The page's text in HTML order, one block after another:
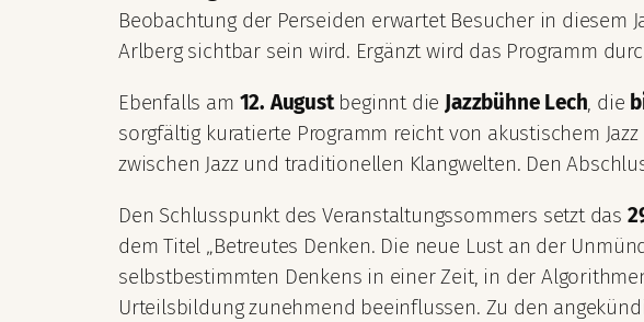
Beobachtung der Perseiden erwartet Besucher in
Arlberg sichtbar sein wird. Ergänzt wird das Programm
Ebenfalls am 12. Augustbeginnt die Jazzbühne Lech, die
sorgfältig kuratierte Programm reicht von akustischem
zwischen Jazz und traditionellen Klangwelten. Den
Den Schlusspunkt des Veranstaltungssommers setzt das
dem Titel „Betreutes Denken. Die neue Lust an der
selbstbestimmten Denkens in einer Zeit, in der
Urteilsbildung zunehmend beeinflussen. Zu den